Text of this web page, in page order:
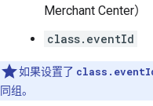
Merchant Center）
class.eventId
如果设置了
同组。